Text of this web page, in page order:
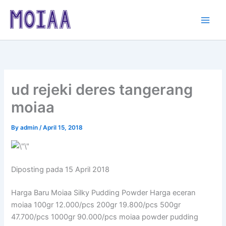
content
ud rejeki deres tangerang
moiaa
Byadmin/April 15, 2018
Diposting pada 15 April 2018
Harga Baru Moiaa Silky Pudding Powder Harga eceran
moiaa 100gr 12.000/pcs 200gr 19.800/pcs 500gr
47.700/pcs 1000gr 90.000/pcs moiaa powder pudding